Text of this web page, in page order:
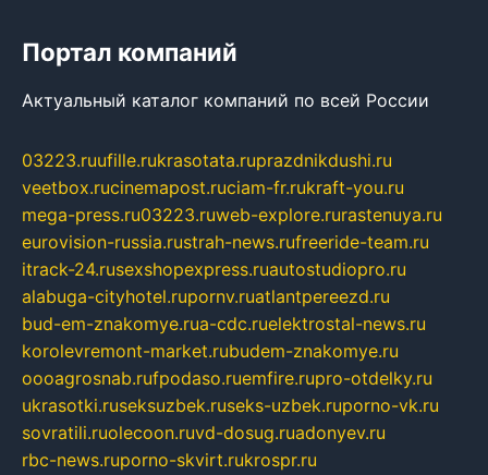
Портал компаний
Актуальный каталог компаний по всей России
03223.ruufille.rukrasotata.ruprazdnikdushi.ru
veetbox.rucinemapost.ruciam-fr.rukraft-you.ru
mega-press.ru03223.ruweb-explore.rurastenuya.ru
eurovision-russia.rustrah-news.rufreeride-team.ru
itrack-24.rusexshopexpress.ruautostudiopro.ru
alabuga-cityhotel.rupornv.ruatlantpereezd.ru
bud-em-znakomye.rua-cdc.ruelektrostal-news.ru
korolevremont-market.rubudem-znakomye.ru
oooagrosnab.rufpodaso.ruemfire.rupro-otdelky.ru
ukrasotki.ruseksuzbek.ruseks-uzbek.ruporno-vk.ru
sovratili.ruolecoon.ruvd-dosug.ruadonyev.ru
rbc-news.ruporno-skvirt.rukrospr.ru